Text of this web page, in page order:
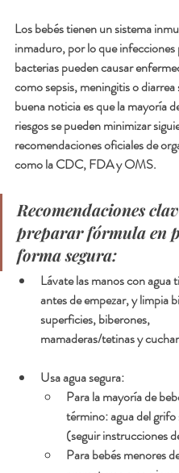
Los bebés tienen un sistema
inmaduro, por lo que infecciones
bacterias pueden causar
como sepsis, meningitis o diarrea
buena noticia es que la mayoría
riesgos se pueden minimizar
recomendaciones oficiales de
como la CDC, FDA y OMS.
Recomendaciones
preparar fórmula en
forma segura:
Lávate las manos con agua
antes de empezar, y limpia
superficies, biberones,
mamaderas/tetinas y
Usa agua segura:
Para la mayoría de
término: agua del grifo
(seguir instrucciones
Para bebés menores